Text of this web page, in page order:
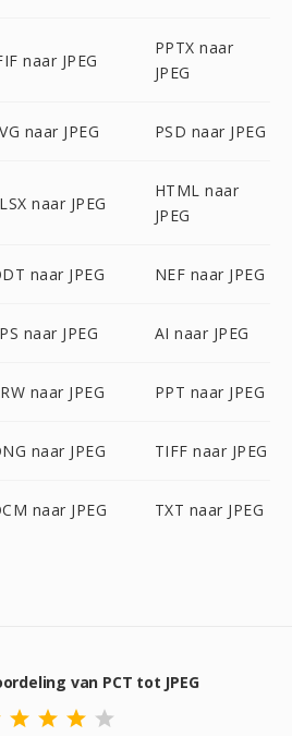
naar JPEG
PPTX naar
JPEG
naar JPEG PSD naar JPEG
naar JPEG
HTML naar
JPEG
naar JPEG NEF naar JPEG
naar JPEG AI naar JPEG
naar JPEG PPT naar JPEG
naar JPEG TIFF naar JPEG
naar JPEG TXT naar JPEG
van PCT tot JPEG